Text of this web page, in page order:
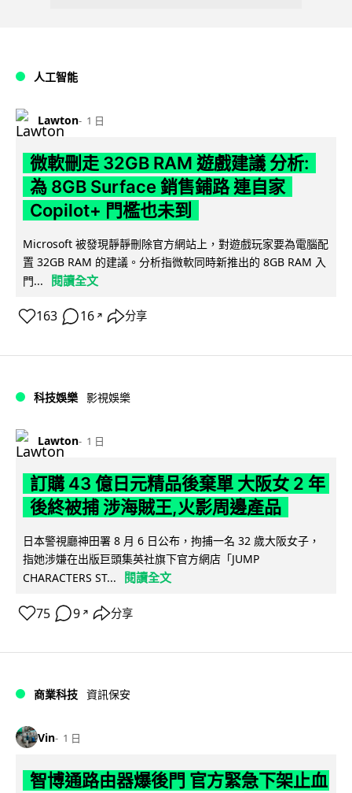
人工智能
Lawton 1 日
微軟刪走 32GB RAM 遊戲建議 分析:
為 8GB Surface 銷售鋪路 連自家
Copilot+ 門檻也未到
Microsoft 被發現靜靜刪除官方網站上，對遊戲玩家要為電腦配
置 32GB RAM 的建議。分析指微軟同時新推出的 8GB RAM 入
門...
閱讀全文
163 16 ↗ 分享
科技娛樂 影視娛樂
Lawton 1 日
訂購 43 億日元精品後棄單 大阪女 2 年
後終被捕 涉海賊王,火影周邊產品
日本警視廳神田署 8 月 6 日公布，拘捕一名 32 歲大阪女子，
指她涉嫌在出版巨頭集英社旗下官方網店「JUMP
CHARACTERS ST...
閱讀全文
75 9 ↗ 分享
商業科技 資訊保安
Vin 1 日
智博通路由器爆後門 官方緊急下架止血